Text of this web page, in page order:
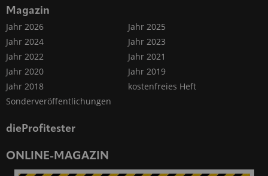
Magazin
Jahr 2026
Jahr 2025
Jahr 2024
Jahr 2023
Jahr 2022
Jahr 2021
Jahr 2020
Jahr 2019
Jahr 2018
kostenfreies Heft
Sonderveröffentlichungen
dieProfitester
ONLINE-MAGAZIN